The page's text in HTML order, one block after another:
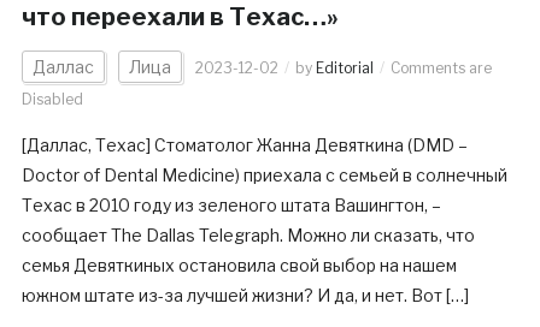
что переехали в Техас…»
Даллас Лица 2023-12-02 by Editorial
Comments are
Disabled
[Даллас, Техас] Cтоматолог Жанна Девяткина (DMD –
Doctor of Dental Medicine) приехала с семьей в солнечный
Техас в 2010 году из зеленого штата Вашингтон, –
сообщает The Dallas Telegraph. Можно ли сказать, что
семья Девяткиных остановила свой выбор на нашем
южном штате из-за лучшей жизни? И да, и нет. Вот […]